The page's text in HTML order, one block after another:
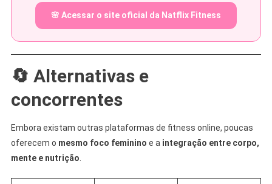
🌸 Acessar o site oficial da Natflix Fitness
🔄 Alternativas e
concorrentes
Embora existam outras plataformas de fitness online, poucas
oferecem o mesmo foco feminino e a integração entre corpo,
mente e nutrição